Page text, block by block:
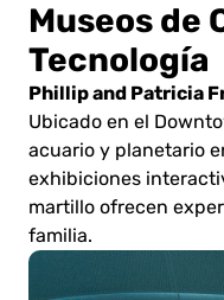
Museos de
Tecnología
Phillip and Patricia
Ubicado en el
acuario y planetario
exhibiciones
martillo ofrecen
familia.